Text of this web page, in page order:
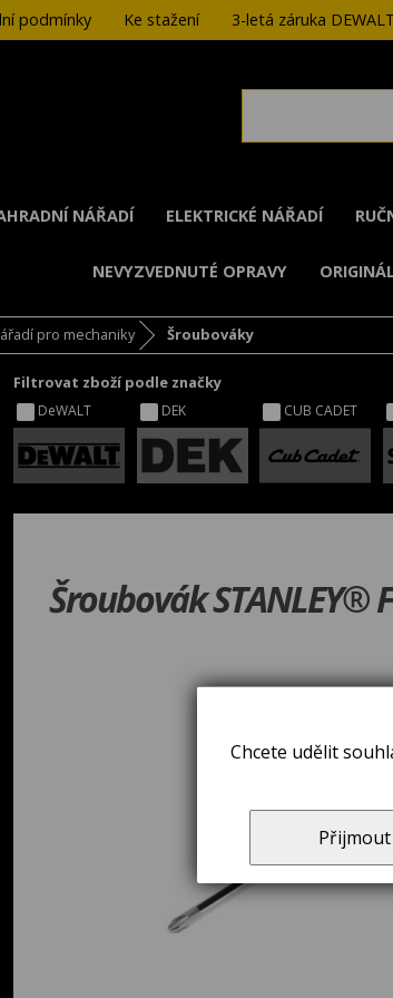
podmínky Ke stažení 3-letá záruka
NÁŘADÍ ELEKTRICKÉ NÁŘADÍ
NEVYZVEDNUTÉ OPRAVY
pro mechaniky Šroubováky
Filtrovat zboží podle značky
DeWALT DEK CUB CADET
Šroubovák STANLEY®
Chcete udělit
Přijmout